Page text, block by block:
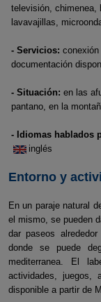
televisión, chimenea,
lavavajillas,
- Servicios:
documentación
- Situación: en las
pantano, en la
- Idiomas hablados
inglés
Entorno y
En un paraje natural
el mismo, se pueden
dar paseos
donde se puede
mediterranea. El
actividades, juegos,
disponible a partir de